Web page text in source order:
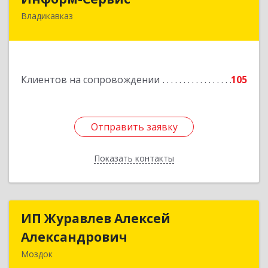
Владикавказ
Клиентов на сопровождении 105
Отправить заявку
Показать контакты
362020, Северная Осетия - Алания Респ,
Отправить заявку
Назад
ИП Журавлев Алексей
Александрович
Моздок
ИП Журавлев Алексей